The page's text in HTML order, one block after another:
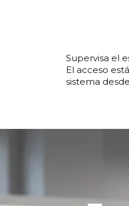
Supervisa el
El acceso
sistema